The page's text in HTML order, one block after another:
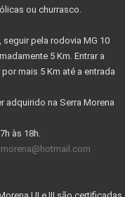
ou churrasco.
pela rodovia MG 10
5 Km. Entrar a
mais 5 Km até a entrada
adquirido na Serra Morena
às 18h.